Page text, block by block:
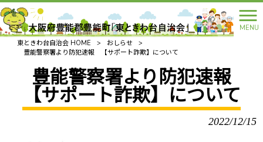
MENU
東ときわ台自治会 HOME
> おしらせ
>
豊能警察署より防犯速報 【サポート詐欺】について
豊能警察署より防犯速報
【サポート詐欺】について
2022/12/15